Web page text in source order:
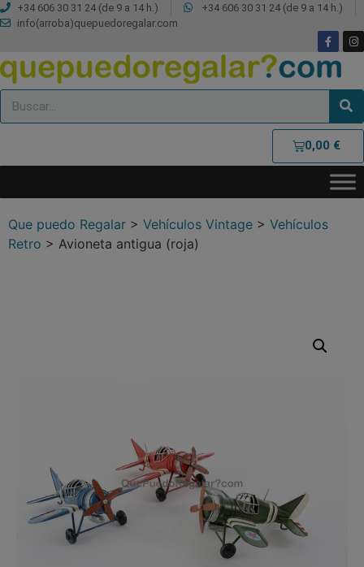
+34 606 30 31 24 (de 9 a 14 h.)
+34 606 30 31 24 (de 9 a 14 h.)
info(arroba)quepuedoregalar.com
0,00 €
Que puedo Regalar > Vehículos Vintage > Vehículos
Retro > Avioneta antigua (roja)